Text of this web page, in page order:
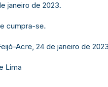
janeiro de 2023.
cumpra-se.
Acre, 24 de janeiro de
Lima